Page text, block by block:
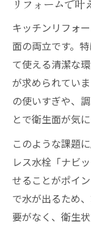
リフォームで叶
キッチンリフォ
面の両立です。
て使える清潔な
が求められてい
の使いすぎや、
とで衛生面が気
このような課題
レス水栓「ナビ
せることがポイ
で水が出るため
要がなく、衛生